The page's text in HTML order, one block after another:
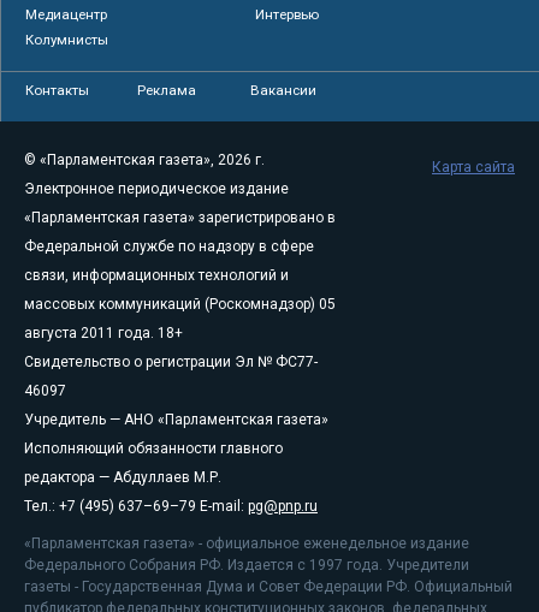
Медиацентр
Интервью
Колумнисты
Контакты Реклама Вакансии
© «Парламентская газета», 2026 г.
Электронное периодическое издание
«Парламентская газета» зарегистрировано в
Федеральной службе по надзору в сфере
связи, информационных технологий и
массовых коммуникаций (Роскомнадзор) 05
августа 2011 года. 18+
Свидетельство о регистрации Эл № ФС77-
46097
Учредитель — АНО «Парламентская газета»
Исполняющий обязанности главного
редактора — Абдуллаев М.Р.
Тел.: +7 (495) 637–69–79 E-mail: pg@pnp.ru
«Парламентская газета» - официальное еженедельное издание
Федерального Собрания РФ. Издается с 1997 года. Учредители
газеты - Государственная Дума и Совет Федерации РФ. Официальный
Карта сайта